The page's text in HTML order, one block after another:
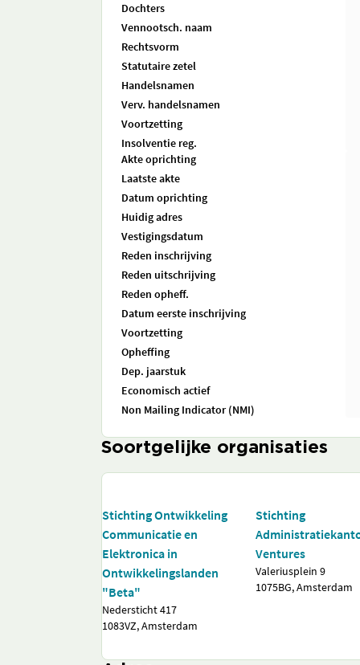
Dochters
Vennootsch. naam
Rechtsvorm
Statutaire zetel
Handelsnamen
Verv. handelsnamen
Voortzetting
Insolventie reg.
Akte oprichting
Laatste akte
Datum oprichting
Huidig adres
Vestigingsdatum
Reden inschrijving
Reden uitschrijving
Reden opheff.
Datum eerste inschrijving
Voortzetting
Opheffing
Dep. jaarstuk
Economisch actief
Non Mailing Indicator (NMI)
Soortgelijke organisaties
Stichting Ontwikkeling
Communicatie en
Elektronica in
Ontwikkelingslanden
"Beta"
Nedersticht 417
1083VZ, Amsterdam
Stichting
Ventures
Valeriusplein 9
1075BG, Amsterdam